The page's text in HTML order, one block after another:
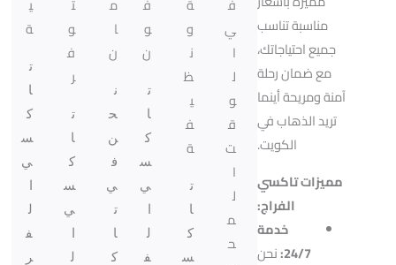
مناسبة تناسب
جميع احتياجاتك،
مع ضمان رحلة
آمنة ومريحة أينما
تريد الذهاب في
الكويت.
مميزات تاكسي
الفراج:
خدمة
24/7: نحن
ف
ي
ا
ل
و
ق
ت
ا
ل
م
ح
ة
و
ن
ظ
ي
ف
ة
ت
ا
ك
س
ف
و
ن
ت
ا
ك
س
ي
ل
ف
م
ا
ن
ن
ح
ن
ف
ي
ت
ا
ك
ت
و
ف
ر
ت
ا
ك
س
ي
ل
ي
ة
ت
ا
ك
س
ي
ل
ف
ر